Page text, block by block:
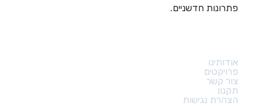
פתרונות חדשניים.
אודותינו
פרויקטים
צור קשר
תקנון
הצהרת נגישות